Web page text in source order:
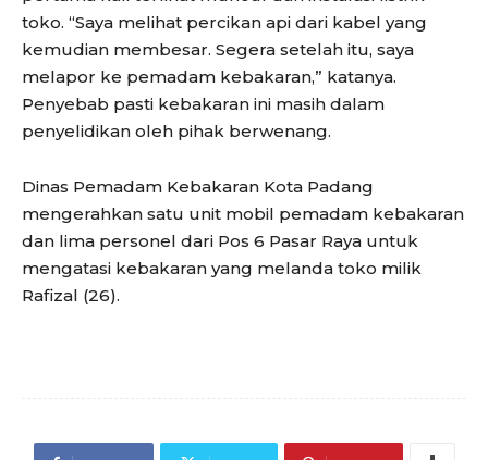
toko. “Saya melihat percikan api dari kabel yang
kemudian membesar. Segera setelah itu, saya
melapor ke pemadam kebakaran,” katanya.
Penyebab pasti kebakaran ini masih dalam
penyelidikan oleh pihak berwenang.
Dinas Pemadam Kebakaran Kota Padang
mengerahkan satu unit mobil pemadam kebakaran
dan lima personel dari Pos 6 Pasar Raya untuk
mengatasi kebakaran yang melanda toko milik
Rafizal (26).